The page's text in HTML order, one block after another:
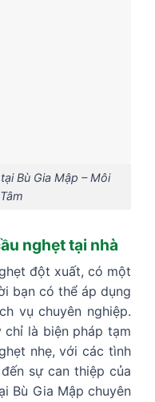
Bù Gia Mập – Môi
nghẹt tại nhà
đột xuất, có một
bạn có thể áp dụng
vụ chuyên nghiệp.
chỉ là biện pháp tạm
nhẹ, với các tình
sự can thiệp của
Bù Gia Mập chuyên